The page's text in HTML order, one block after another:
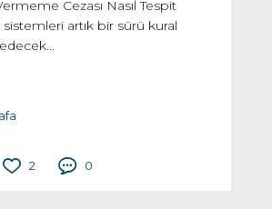
Cezası Nasıl Tespit
artık bir sürü kural
2 0